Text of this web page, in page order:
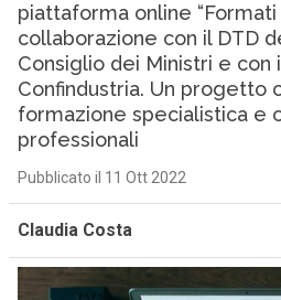
piattaforma online “Formati
collaborazione con il DTD
Consiglio dei Ministri e con
Confindustria. Un progetto
formazione specialistica e
professionali
Pubblicato il 11 Ott 2022
Claudia Costa